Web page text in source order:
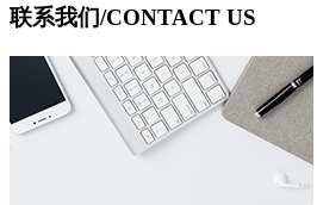
联系我们/CONTACT US